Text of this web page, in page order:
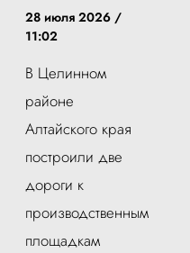
28 июля 2026 /
11:02
В Целинном
районе
Алтайского края
построили две
дороги к
производственным
площадкам